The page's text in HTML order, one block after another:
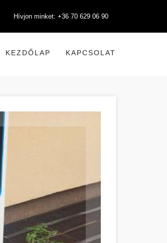
Hívjon minket: +36 70 629 06 90
KEZDŐLAP KAPCSOLAT